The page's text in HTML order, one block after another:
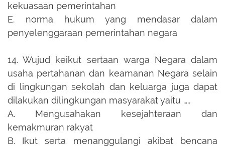
kekuasaan pemerintahan
E.
norma hukum yang mendasar dalam
penyelenggaraan pemerintahan negara
14. Wujud keikut sertaan warga Negara dalam
usaha pertahanan dan keamanan Negara selain
di lingkungan sekolah dan keluarga juga dapat
dilakukan dilingkungan masyarakat yaitu …..
A.
Mengusahakan kesejahteraan dan
kemakmuran rakyat
B.
Ikut serta menanggulangi akibat bencana